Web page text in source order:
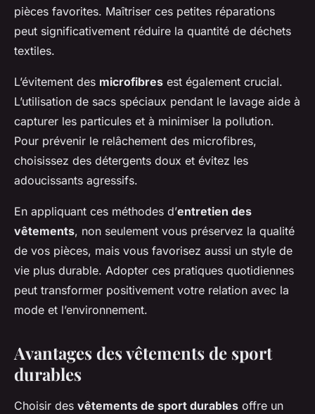
pièces favorites. Maîtriser ces petites réparations
peut significativement réduire la quantité de déchets
textiles.
L’évitement des microfibres est également crucial.
L’utilisation de sacs spéciaux pendant le lavage aide à
capturer les particules et à minimiser la pollution.
Pour prévenir le relâchement des microfibres,
choisissez des détergents doux et évitez les
adoucissants agressifs.
En appliquant ces méthodes d’entretien des
vêtements, non seulement vous préservez la qualité
de vos pièces, mais vous favorisez aussi un style de
vie plus durable. Adopter ces pratiques quotidiennes
peut transformer positivement votre relation avec la
mode et l’environnement.
Avantages des vêtements de sport
durables
Choisir des vêtements de sport durables offre un